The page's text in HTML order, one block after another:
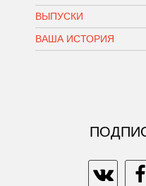
ВЫПУСКИ
ВАША ИСТОРИЯ